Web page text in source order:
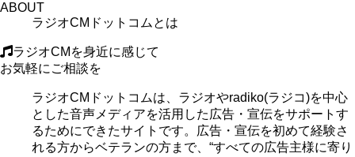
ABOUT
ラジオCMドットコムとは
ラジオCMを身近に感じて
お気軽にご相談を
ラジオCMドットコムは、ラジオやradiko(ラジコ)を中心
とした音声メディアを活用した広告・宣伝をサポートす
るためにできたサイトです。広告・宣伝を初めて経験さ
れる方からベテランの方まで、“すべての広告主様に寄り